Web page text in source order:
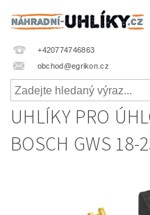
+420774746863
obchod@egrikon.cz
UHLÍKY PRO
BOSCH GWS 18-